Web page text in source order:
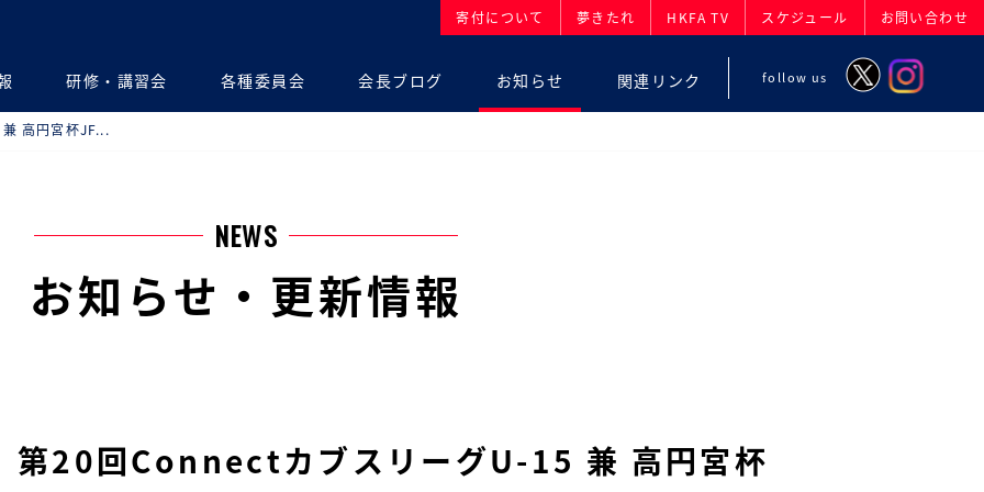
寄付について 夢きたれ HKFA TV スケジュール お問い合わせ
研修・講習会 各種委員会 会長ブログ お知らせ 関連リンク follow us
高円宮杯JF...
NEWS
お知らせ・更新情報
第20回ConnectカブスリーグU-15 兼 高円宮杯